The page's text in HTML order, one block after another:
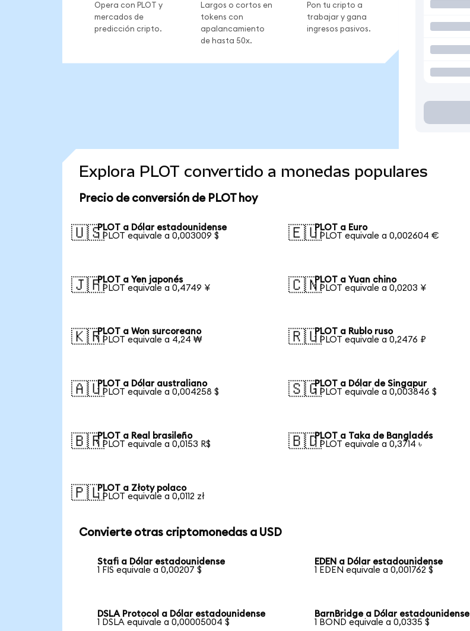
Opera con PLOT y
mercados de
predicción cripto.
Largos o cortos en
tokens con
apalancamiento
de hasta 50x.
Pon tu cripto a
trabajar y gana
ingresos pasivos.
Explora PLOT convertido a monedas populares
Precio de conversión de PLOT hoy
🇺🇸PLOT a Dólar estadounidense
1 PLOT equivale a 0,003009 $
🇪🇺PLOT a Euro
1 PLOT equivale a 0,002604 €
🇯🇵PLOT a Yen japonés
1 PLOT equivale a 0,4749 ¥
🇨🇳PLOT a Yuan chino
1 PLOT equivale a 0,0203 ¥
🇰🇷PLOT a Won surcoreano
1 PLOT equivale a 4,24 ₩
🇷🇺PLOT a Rublo ruso
1 PLOT equivale a 0,2476 ₽
🇦🇺PLOT a Dólar australiano
1 PLOT equivale a 0,004258 $
🇸🇬PLOT a Dólar de Singapur
1 PLOT equivale a 0,003846 $
🇧🇷PLOT a Real brasileño
1 PLOT equivale a 0,0153 R$
🇧🇩PLOT a Taka de Bangladés
1 PLOT equivale a 0,3714 ৳
🇵🇱PLOT a Złoty polaco
1 PLOT equivale a 0,0112 zł
Convierte otras criptomonedas a USD
Stafi a Dólar estadounidense
1 FIS equivale a 0,00207 $
EDEN a Dólar estadounidense
1 EDEN equivale a 0,001762 $
DSLA Protocol a Dólar estadounidense
1 DSLA equivale a 0,00005004 $
BarnBridge a Dólar estadounidense
1 BOND equivale a 0,0335 $